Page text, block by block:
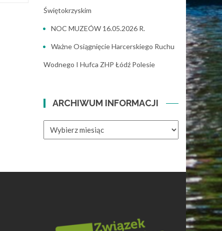
Świętokrzyskim
NOC MUZEÓW 16.05.2026 R.
Ważne Osiągnięcie Harcerskiego Ruchu
Wodnego I Hufca ZHP Łódź Polesie
ARCHIWUM INFORMACJI
INFORMACJI